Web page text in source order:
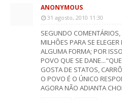
ANONYMOUS
31 agosto, 2010 11:30
SEGUNDO
MILHÕES PARA SE
ALGUMA FORMA; POR
POVO QUE SE
GOSTA DE STATOS,
O POVO É O ÚNICO
AGORA NÃO ADIANTA